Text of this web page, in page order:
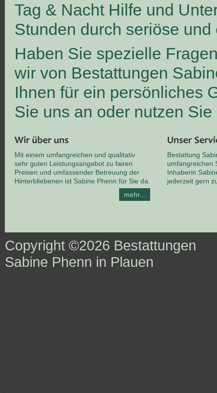
Tag & Nacht Hilfe und
Stunden durch seriöse
Haben Sie spezielle
wir von Bestattungen
Ihnen für ein persönliches
Sie uns an oder nutzen
Mit einem umfangreichen und qualitativ
sehr guten Leistungsangebot zu fairen
Preisen und umfassender Betreuung der
Hinterbliebenen ist Sabine Phenn für Sie da.
mehr...
Bestattung
umfangreichen
Inhaberin
jederzeit gern
Copyright ©2026 Bestattungen
Sabine Phenn in Plauen